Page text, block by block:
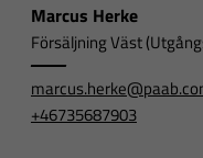
Marcus Herke
Försäljning Väst
+46735687903